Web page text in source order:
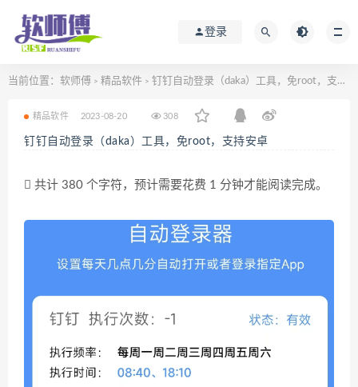
登录
当前位置： 软师傅 > 精品软件 > 钉钉自动登录（daka）工具，免root，支持安卓
精品软件 2023-08-20 308
钉钉自动登录（daka）工具，免root，支持安卓
共计 380 个字符，预计需要花费 1 分钟才能阅读完成。